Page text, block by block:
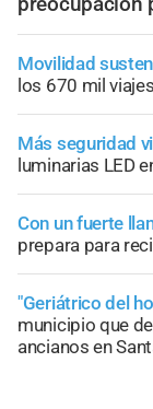
Movilidad
los 670 mil
Más seguridad
luminarias LED
Con un fuerte
prepara para
"Geriátrico del
municipio que
ancianos en